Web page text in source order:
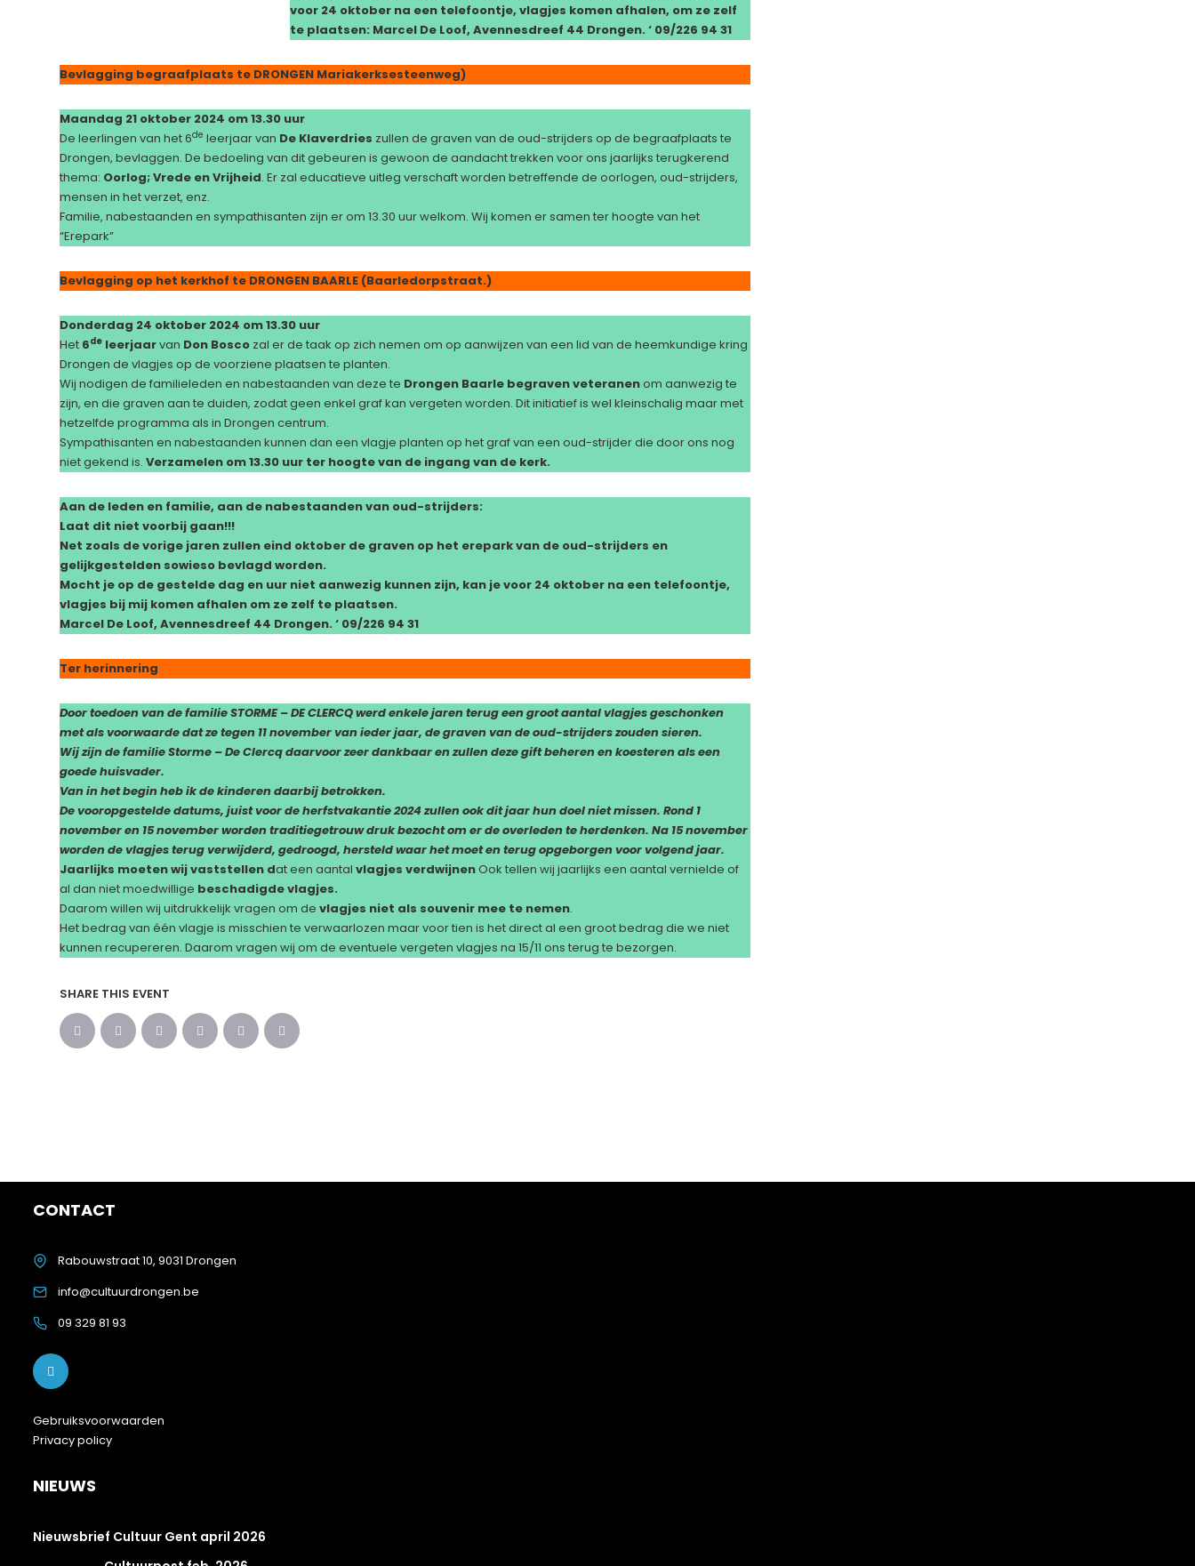
voor 24 oktober na een telefoontje, vlagjes komen afhalen, om ze zelf
te plaatsen: Marcel De Loof, Avennesdreef 44 Drongen. ‘ 09/226 94 31
Bevlagging begraafplaats te DRONGEN Mariakerksesteenweg)
Maandag 21 oktober 2024 om 13.30 uur
De leerlingen van het 6de leerjaar van De Klaverdries zullen de graven van de oud-strijders op de begraafplaats te
Drongen, bevlaggen. De bedoeling van dit gebeuren is gewoon de aandacht trekken voor ons jaarlijks terugkerend
thema: Oorlog; Vrede en Vrijheid. Er zal educatieve uitleg verschaft worden betreffende de oorlogen, oud-strijders,
mensen in het verzet, enz.
Familie, nabestaanden en sympathisanten zijn er om 13.30 uur welkom. Wij komen er samen ter hoogte van het
“Erepark”
Bevlagging op het kerkhof te DRONGEN BAARLE (Baarledorpstraat.)
Donderdag 24 oktober 2024 om 13.30 uur
Het 6de leerjaarvan Don Bosco zal er de taak op zich nemen om op aanwijzen van een lid van de heemkundige kring
Drongen de vlagjes op de voorziene plaatsen te planten.
Wij nodigen de familieleden en nabestaanden van deze te Drongen Baarle begravenveteranenom aanwezig te
zijn, en die graven aan te duiden, zodat geen enkel graf kan vergeten worden. Dit initiatief is wel kleinschalig maar met
hetzelfde programma als in Drongen centrum.
Sympathisanten en nabestaanden kunnen dan een vlagje planten op het graf van een oud-strijder die door ons nog
niet gekend is. Verzamelen om 13.30 uur ter hoogte van de ingang van de kerk.
Aan de leden en familie, aan de nabestaanden van oud-strijders:
Laat dit niet voorbij gaan!!!
Net zoals de vorige jaren zullen eind oktober de graven op het erepark van de oud-strijders en
gelijkgestelden sowieso bevlagd worden.
Mocht je op de gestelde dag en uur niet aanwezig kunnen zijn, kan je voor 24 oktober na een telefoontje,
vlagjes bij mij komen afhalen om ze zelf te plaatsen.
Marcel De Loof, Avennesdreef 44 Drongen. ‘ 09/226 94 31
Ter herinnering
Door toedoen van de familie STORME – DE CLERCQ werd enkele jaren terug een groot aantal vlagjes geschonken
met als voorwaarde dat ze tegen 11 november van ieder jaar, de graven van de oud-strijders zouden sieren.
Wij zijn de familie Storme – De Clercq daarvoor zeer dankbaar en zullen deze gift beheren en koesteren als een
goede huisvader.
Van in het begin heb ik de kinderen daarbij betrokken.
De vooropgestelde datums, juist voor de herfstvakantie 2024 zullen ook dit jaar hun doel niet missen. Rond 1
november en 15 november worden traditiegetrouw druk bezocht om er de overleden te herdenken. Na 15 november
worden de vlagjes terug verwijderd, gedroogd, hersteld waar het moet en terug opgeborgen voor volgend jaar.
Jaarlijks moeten wij vaststellen dat een aantal vlagjes verdwijnenOok tellen wij jaarlijks een aantal vernielde of
al dan niet moedwillige beschadigde vlagjes.
Daarom willen wij uitdrukkelijk vragen om de vlagjes niet als souvenir mee te nemen.
Het bedrag van één vlagje is misschien te verwaarlozen maar voor tien is het direct al een groot bedrag die we niet
kunnen recupereren. Daarom vragen wij om de eventuele vergeten vlagjes na 15/11 ons terug te bezorgen.
SHARE THIS EVENT
CONTACT
Rabouwstraat 10, 9031 Drongen
info@cultuurdrongen.be
09 329 81 93
Gebruiksvoorwaarden
Privacy policy
NIEUWS
Nieuwsbrief Cultuur Gent april 2026